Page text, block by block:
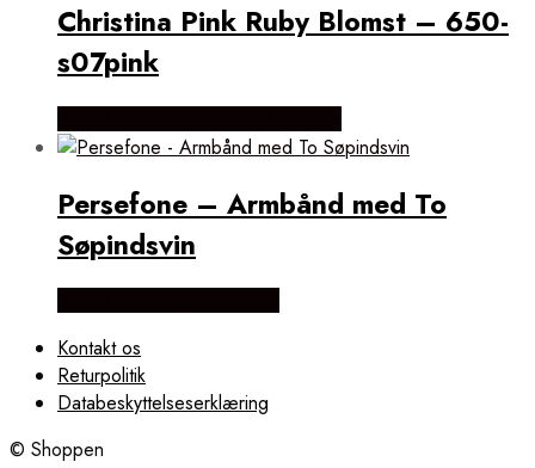
Christina Pink Ruby Blomst – 650-
s07pink
Persefone – Armbånd med To
Søpindsvin
Kontakt os
Returpolitik
Databeskyttelseserklæring
© Shoppen